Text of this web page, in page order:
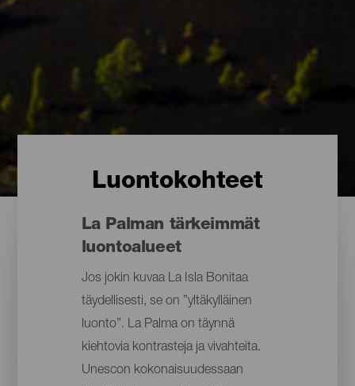
Luontokohteet
La Palman tärkeimmät
luontoalueet
Jos jokin kuvaa La Isla Bonitaa
täydellisesti, se on ”yltäkylläinen
luonto”. La Palma on täynnä
kiehtovia kontrasteja ja vivahteita.
Unescon kokonaisuudessaan